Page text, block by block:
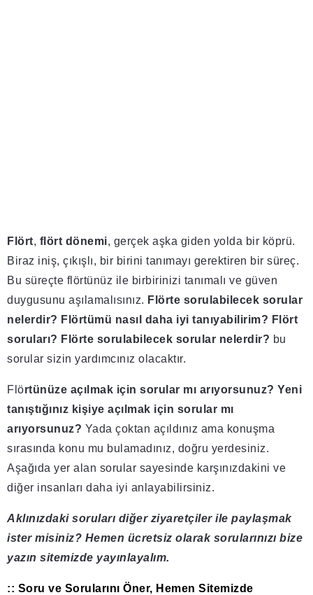
Flört, flört dönemi, gerçek aşka giden yolda bir köprü.
Biraz iniş, çıkışlı, bir birini tanımayı gerektiren bir süreç.
Bu süreçte flörtünüz ile birbirinizi tanımalı ve güven
duygusunu aşılamalısınız. Flörte sorulabilecek sorular
nelerdir? Flörtümü nasıl daha iyi tanıyabilirim? Flört
soruları? Flörte sorulabilecek sorular nelerdir? bu
sorular sizin yardımcınız olacaktır.
Flörtünüze açılmak için sorular mı arıyorsunuz? Yeni
tanıştığınız kişiye açılmak için sorular mı
arıyorsunuz? Yada çoktan açıldınız ama konuşma
sırasında konu mu bulamadınız, doğru yerdesiniz.
Aşağıda yer alan sorular sayesinde karşınızdakini ve
diğer insanları daha iyi anlayabilirsiniz.
Aklınızdaki soruları diğer ziyaretçiler ile paylaşmak
ister misiniz? Hemen ücretsiz olarak sorularınızı bize
yazın sitemizde yayınlayalım.
:: Soru ve Sorularını Öner, Hemen Sitemizde